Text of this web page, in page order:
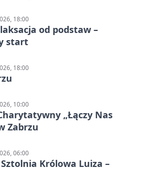
18:00
od podstaw –
start
18:00
10:00
„Łączy Nas
Zabrzu
06:00
Królowa Luiza –